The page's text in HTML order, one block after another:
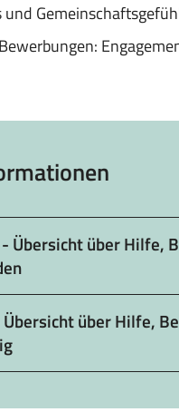
und
Übersicht über Hilfe,
über Hilfe,